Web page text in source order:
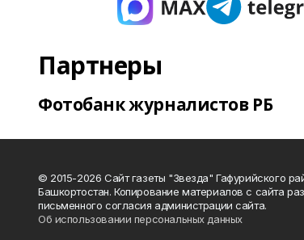
Партнеры
Фотобанк журналистов РБ
© 2015-2026 Сайт газеты "Звезда" Гафурийского
Башкортостан. Копирование материалов с сайта
письменного согласия администрации сайта.
Об использовании персональных данных